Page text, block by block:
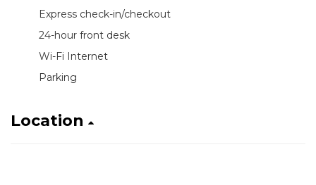
Express check-in/checkout
24-hour front desk
Wi-Fi Internet
Parking
Location